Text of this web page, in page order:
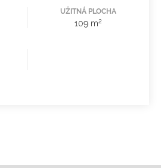
UŽITNÁ PLOCHA
109 m2